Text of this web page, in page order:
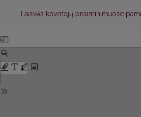
← Return to Article Details
Laisvės kovotojų prisiminimuose